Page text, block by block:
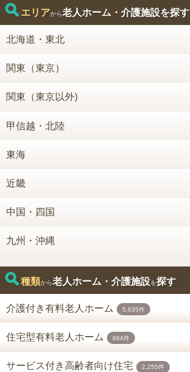
エリアから老人ホーム・介護施設を探す
北海道・東北
関東（東京）
関東（東京以外)
甲信越・北陸
東海
近畿
中国・四国
九州・沖縄
種類から老人ホーム・介護施設を探す
介護付き有料老人ホーム 5,635件
住宅型有料老人ホーム 894件
サービス付き高齢者向け住宅 2,255件